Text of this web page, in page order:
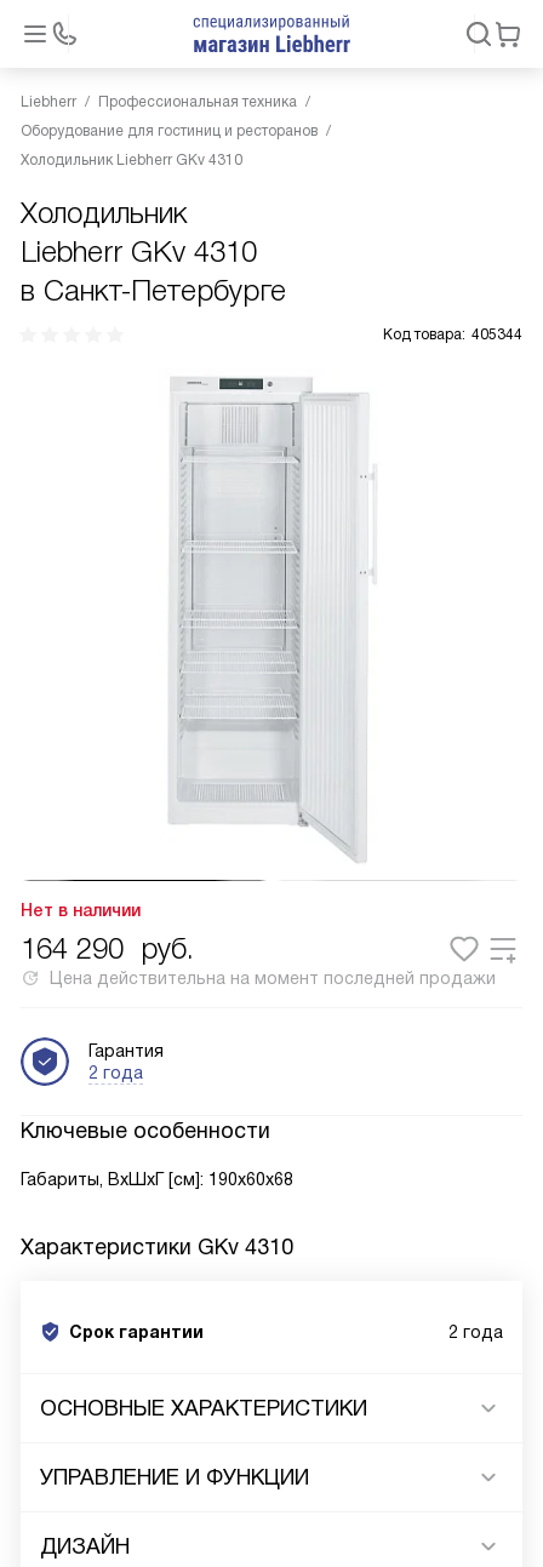
Liebherr
Профессиональная техника
Оборудование для гостиниц и ресторанов
Холодильник Liebherr GKv 4310
Холодильник
Liebherr GKv 4310
в Санкт-Петербурге
Код товара: 405344
Нет в наличии
164 290 руб.
Цена действительна на момент последней продажи
Гарантия
2 года
Ключевые особенности
Габариты, ВxШxГ [см]: 190x60x68
Характеристики GKv 4310
Срок гарантии 2 года
ОСНОВНЫЕ ХАРАКТЕРИСТИКИ
УПРАВЛЕНИЕ И ФУНКЦИИ
ДИЗАЙН